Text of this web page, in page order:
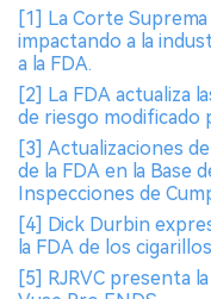
[1] La Corte
impactando a la
a la FDA.
[2] La FDA actualiza
de riesgo modificado
[3] Actualizaciones
de la FDA en la Base
Inspecciones de
[4] Dick Durbin
la FDA de los
[5] RJRVC presenta